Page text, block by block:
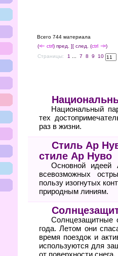
Всего 744 материала
(<-- ctrl) пред. ][ след. (ctrl --> )
Страницы:
1 7 8 9 10
Национальный
тех
раз в жизни.
Стиль Ар
стиле Ар Нуво
Основной
всевозможных
пользу изогнутых
природным линиям.
Солнцезащитные
года. Летом они
время поездок и
используются для
от поверхности снега.